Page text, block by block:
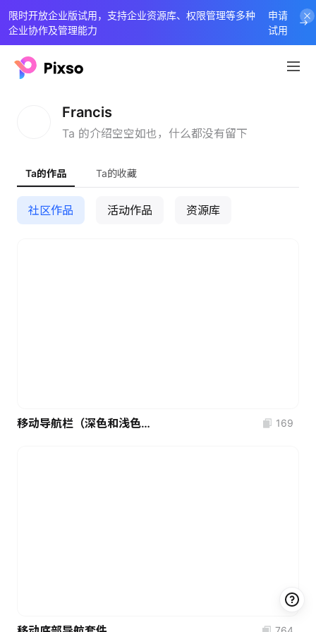
限时开放企业版试用，支持企业资源库、权限管理等多种
企业协作及管理能力
申请
试用
Francis
Ta 的介绍空空如也，什么都没有留下
Ta的作品 Ta的收藏
社区作品 活动作品 资源库
移动导航栏（深色和浅色模式） 169